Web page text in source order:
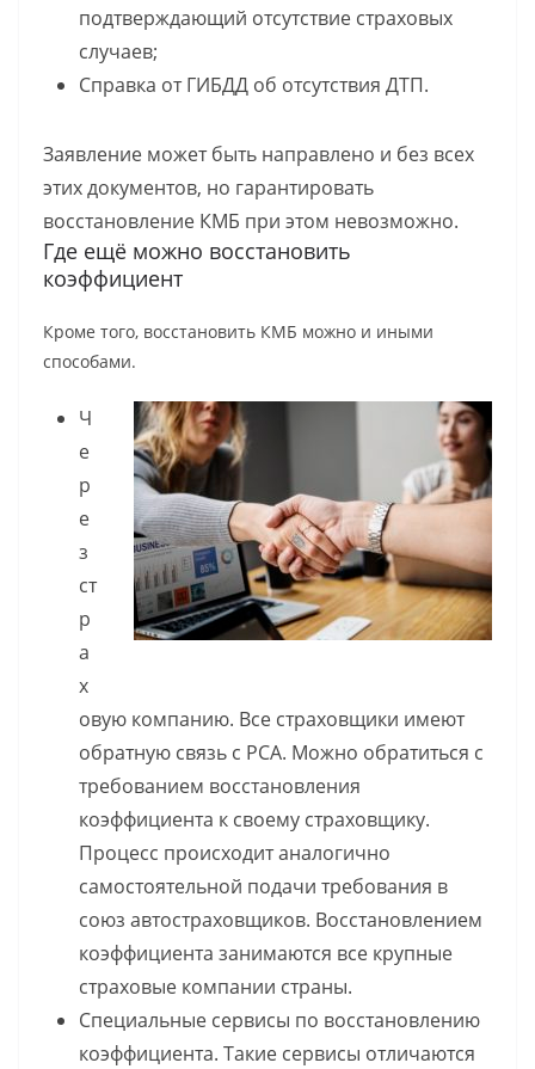
подтверждающий отсутствие страховых
случаев;
Справка от ГИБДД об отсутствия ДТП.
Заявление может быть направлено и без всех
этих документов, но гарантировать
восстановление КМБ при этом невозможно.
Где ещё можно восстановить
коэффициент
Кроме того, восстановить КМБ можно и иными
способами.
Ч
е
р
е
з
ст
р
а
х
овую компанию. Все страховщики имеют
обратную связь с РСА. Можно обратиться с
требованием восстановления
коэффициента к своему страховщику.
Процесс происходит аналогично
самостоятельной подачи требования в
союз автостраховщиков. Восстановлением
коэффициента занимаются все крупные
страховые компании страны.
Специальные сервисы по восстановлению
коэффициента. Такие сервисы отличаются